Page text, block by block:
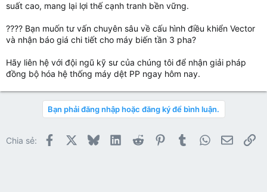
suất cao, mang lại lợi thế cạnh tranh bền vững.
???? Bạn muốn tư vấn chuyên sâu về cấu hình điều khiển Vector
và nhận báo giá chi tiết cho máy biến tần 3 pha?
Hãy liên hệ với đội ngũ kỹ sư của chúng tôi để nhận giải pháp
đồng bộ hóa hệ thống máy dệt PP ngay hôm nay.
Bạn phải đăng nhập hoặc đăng ký để bình luận.
Chia sẻ: Facebook BlueskyLinkedInReddit PinterestTumblrWhatsApp
Email